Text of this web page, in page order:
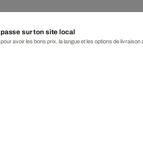
passe sur ton site local
pour avoir les bons prix, la langue et les options de livraison